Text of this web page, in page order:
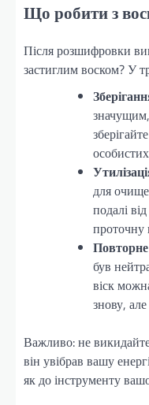
Що робити з
Після розшифровки
застиглим воском? У
для
подалі
проточну
був
віск
знову,
Важливо: не
він увібрав вашу
як до інструменту